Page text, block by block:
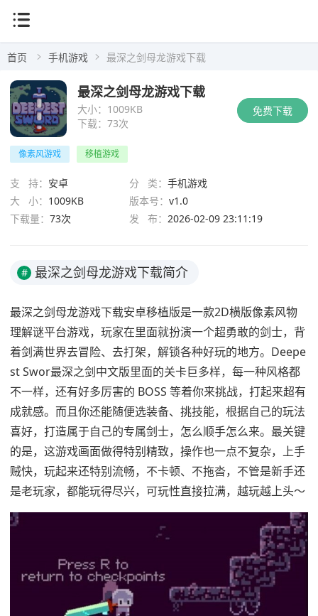
首页 手机游戏 最深之剑母龙游戏下载
免费下载
大小： 1009KB
下载： 73次
最深之剑母龙游戏下载
像素风游戏 移植游戏
支 持： 安卓 分 类： 手机游戏
大 小： 1009KB 版本号： v1.0
下载量： 73次 发 布： 2026-02-09 23:11:19
# 最深之剑母龙游戏下载简介
最深之剑母龙游戏下载安卓移植版是一款2D横版像素风物
理解谜平台游戏，玩家在里面就扮演一个超勇敢的剑士，背
着剑满世界去冒险、去打架，解锁各种好玩的地方。Deepe
st Swor最深之剑中文版里面的关卡巨多样，每一种风格都
不一样，还有好多厉害的 BOSS 等着你来挑战，打起来超有
成就感。而且你还能随便选装备、挑技能，根据自己的玩法
喜好，打造属于自己的专属剑士，怎么顺手怎么来。最关键
的是，这游戏画面做得特别精致，操作也一点不复杂，上手
贼快，玩起来还特别流畅，不卡顿、不拖沓，不管是新手还
是老玩家，都能玩得尽兴，可玩性直接拉满，越玩越上头～